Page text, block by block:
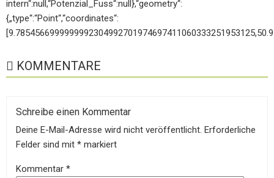
intern“:null,“Potenzial_Fuss“:null},“geometry“:
{„type“:“Point“,“coordinates“:
KOMMENTARE
Schreibe einen Kommentar
Deine E-Mail-Adresse wird nicht veröffentlicht. Erforderliche
Felder sind mit * markiert
Kommentar *